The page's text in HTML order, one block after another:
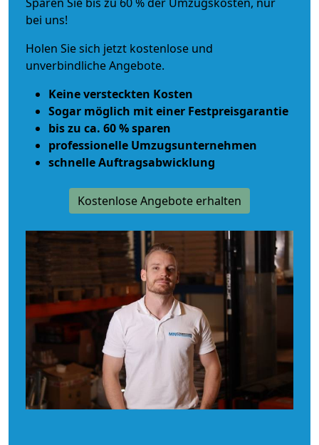
bei uns!
Holen Sie sich jetzt kostenlose und
unverbindliche Angebote.
Keine versteckten Kosten
Sogar möglich mit einer Festpreisgarantie
bis zu ca. 60 % sparen
professionelle Umzugsunternehmen
schnelle Auftragsabwicklung
Kostenlose Angebote erhalten